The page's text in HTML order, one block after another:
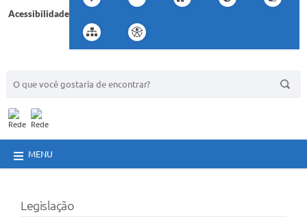
Acessibilidade
MENU
Legislação